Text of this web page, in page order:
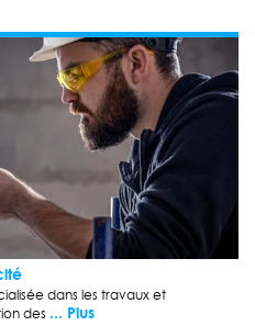
dans les travaux et
des ... Plus